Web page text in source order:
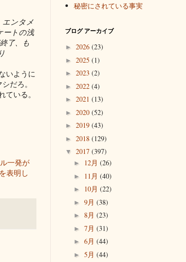
エンタメ
ートの浅
了、も
いように
だろ。
いる。
一発が
表明し
秘密にされている事実
ブログ アーカイブ
► 2026 (23)
► 2025 (1)
► 2023 (2)
► 2022 (4)
► 2021 (13)
► 2020 (52)
► 2019 (43)
► 2018 (129)
▼ 2017 (397)
► 12月 (26)
► 11月 (40)
► 10月 (22)
► 9月 (38)
► 8月 (23)
► 7月 (31)
► 6月 (44)
► 5月 (44)